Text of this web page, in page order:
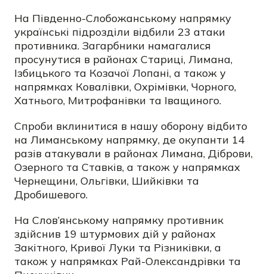
На Південно-Слобожанському напрямку
українські підрозділи відбили 23 атаки
противника. Загарбники намагалися
просунутися в районах Стариці, Лимана,
Ізбицького та Козачої Лопані, а також у
напрямках Ковалівки, Охрімівки, Чорного,
Хатнього, Митрофанівки та Іващиного.
Спроби вклинитися в нашу оборону відбито
на Лиманському напрямку, де окупанти 14
разів атакували в районах Лимана, Діброви,
Озерного та Ставків, а також у напрямках
Чернещини, Ольгівки, Шийківки та
Дробишевого.
На Слов’янському напрямку противник
здійснив 19 штурмових дій у районах
Закітного, Кривої Луки та Різниківки, а
також у напрямках Рай-Олександрівки та